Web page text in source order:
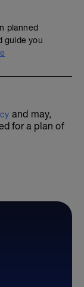
planned
guide you
and may,
for a plan of